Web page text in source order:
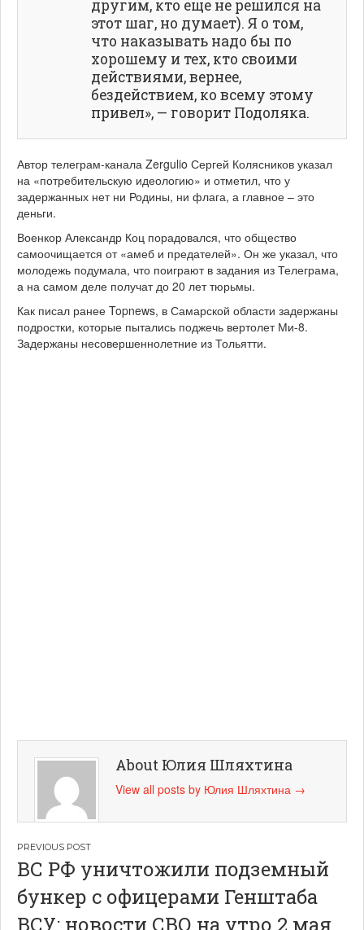
другим, кто еще не решился на
этот шаг, но думает). Я о том,
что наказывать надо бы по
хорошему и тех, кто своими
действиями, вернее,
бездействием, ко всему этому
привел», — говорит Подоляка.
Автор телеграм-канала Zergulio Сергей Колясников указал
на «потребительскую идеологию» и отметил, что у
задержанных нет ни Родины, ни флага, а главное – это
деньги.
Военкор Александр Коц порадовался, что общество
самоочищается от «амеб и предателей». Он же указал, что
молодежь подумала, что поиграют в задания из Телеграма,
а на самом деле получат до 20 лет тюрьмы.
Как писал ранее Topnews, в Самарской области задержаны
подростки, которые пытались поджечь вертолет Ми-8.
Задержаны несовершеннолетние из Тольятти.
About Юлия Шляхтина
View all posts by Юлия Шляхтина →
Навигация
по
записям
ВС РФ уничтожили подземный
бункер с офицерами Генштаба
ВСУ: новости СВО на утро 2 мая